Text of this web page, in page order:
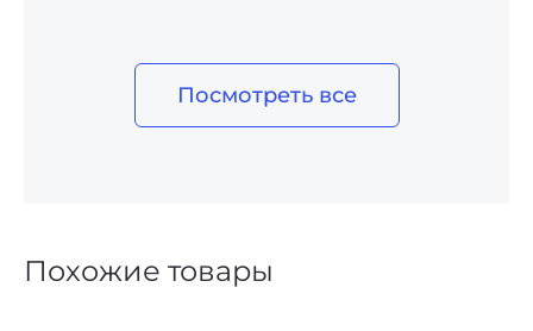
Посмотреть все
Похожие товары